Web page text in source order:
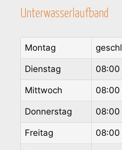
Unterwasserlaufband
Montag
Dienstag 08:00
Mittwoch 08:00
Donnerstag 08:00
Freitag 08:00